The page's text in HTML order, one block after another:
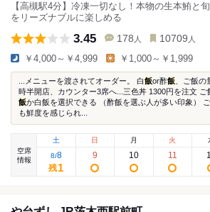
【高槻駅4分】冷凍一切なし！本物の生本鮪と
をリーズナブルに楽しめる
3.45 178 人 10709 人
￥4,000～￥4,999 ￥1,000～￥1,999
...メニューを渡されてオーダー。 白飯or酢飯 、ご飯
時半開店、カウンター3席へ...三色丼 1300円を注文
飯か白飯を選択できる （酢飯を選ぶ人が多い印象）
も鮮度を感じられ...
空席
情報
土
8/8
残1
日
9
月
10
火
11